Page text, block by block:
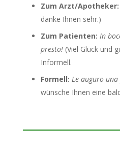
Zum Arzt/Apotheker:
danke Ihnen sehr.)
Zum Patienten: In
presto!(Viel Glück und
Informell.
Formell: Le auguro
wünsche Ihnen eine